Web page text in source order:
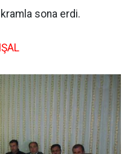
sona erdi.